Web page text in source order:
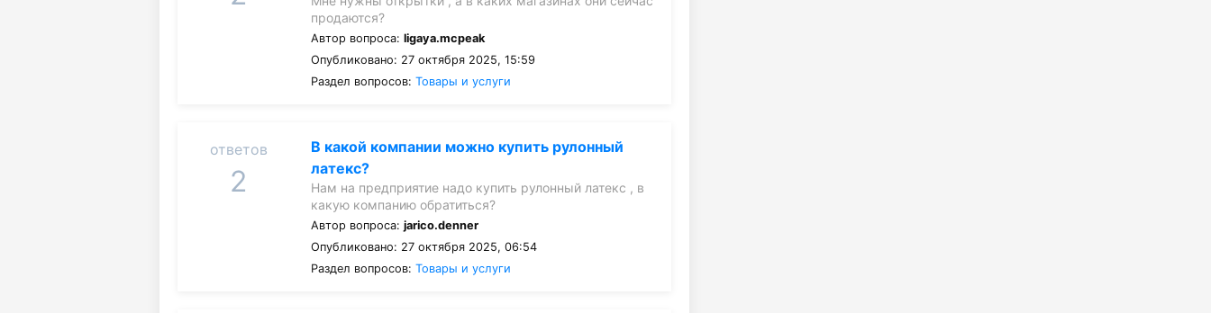
продаются?
Автор вопроса:ligaya.mcpeak
Опубликовано: 27 октября 2025, 15:59
Раздел вопросов:Товары и услуги
ответов
2
В какой компании можно купить рулонный
латекс?
Нам на предприятие надо купить рулонный латекс , в
какую компанию обратиться?
Автор вопроса:jarico.denner
Опубликовано: 27 октября 2025, 06:54
Раздел вопросов:Товары и услуги